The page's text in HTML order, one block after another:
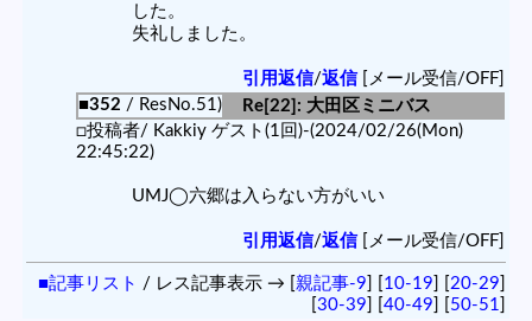
した。
失礼しました。
引用返信/返信[メール受信/OFF]
■352 / ResNo.51)
Re[22]: 大田区ミニバス
□投稿者/ Kakkiy ゲスト(1回)-(2024/02/26(Mon)
22:45:22)
UMJ◯六郷は入らない方がいい
引用返信/返信[メール受信/OFF]
■記事リスト / レス記事表示 → [親記事-9] [10-19] [20-29]
[30-39] [40-49] [50-51 ]